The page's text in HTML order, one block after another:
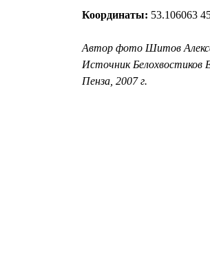
Координаты: 53.106063
Автор фото Шитов
Источник Белохвостиков
Пенза, 2007 г.